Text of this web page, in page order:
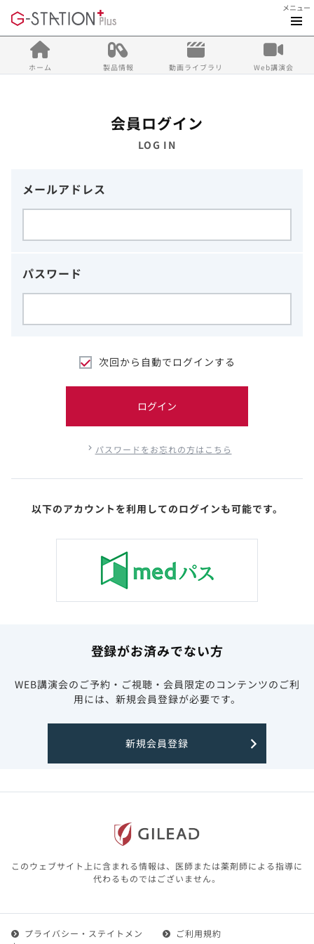
メニュー
ホーム 製品情報 動画ライブラリ Web講演会
会員ログイン
LOG IN
メールアドレス
パスワード
次回から自動でログインする
ログイン
パスワードをお忘れの方はこちら
以下のアカウントを利用してのログインも可能です。
登録がお済みでない方
WEB講演会のご予約・ご視聴・会員限定のコンテンツのご利
用には、新規会員登録が必要です。
新規会員登録
このウェブサイト上に含まれる情報は、医師または薬剤師による指導に
代わるものではございません。
プライバシー・ステイトメン
ご利用規約